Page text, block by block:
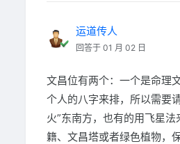
运道传人
回答于 01 月 02 日
文昌位有两个：一个是命理
个人的八字来排，所以需要
火”东南方，也有的用飞星
籍、文昌塔或者绿色植物，